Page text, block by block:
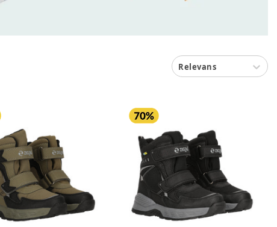
Relevans